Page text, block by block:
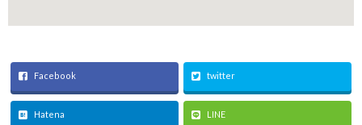
Facebook twitter
Hatena LINE